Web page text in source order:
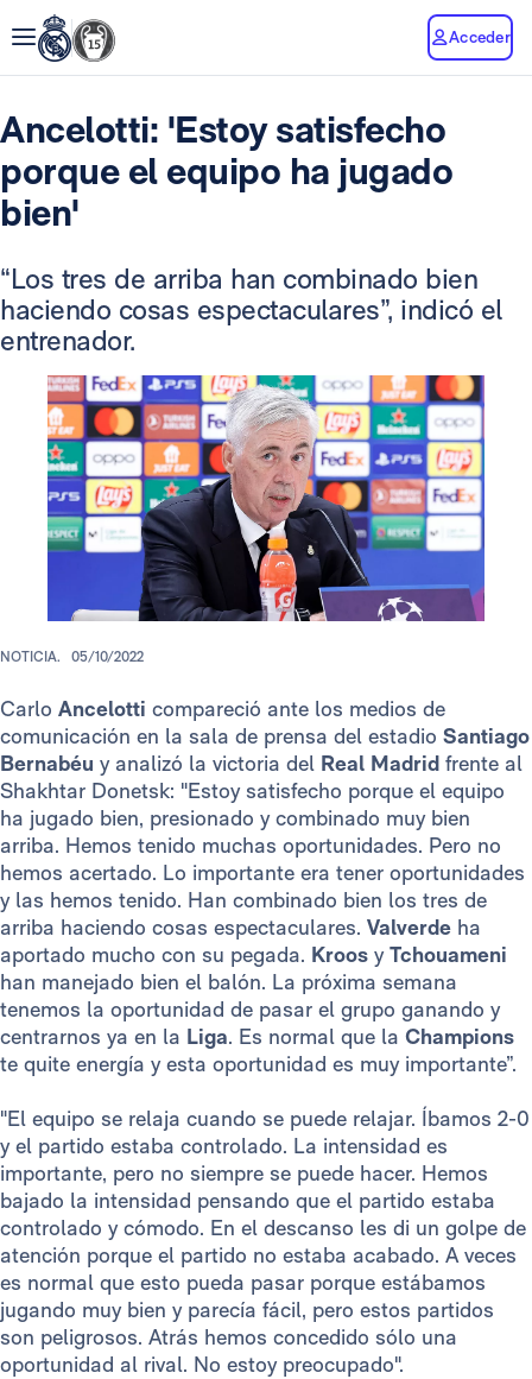
Acceder
Ancelotti: 'Estoy satisfecho
porque el equipo ha jugado
bien'
“Los tres de arriba han combinado bien
haciendo cosas espectaculares”, indicó el
entrenador.
NOTICIA. 05/10/2022
Carlo Ancelotti compareció ante los medios de
comunicación en la sala de prensa del estadio Santiago
Bernabéu y analizó la victoria del Real Madrid frente al
Shakhtar Donetsk: "Estoy satisfecho porque el equipo
ha jugado bien, presionado y combinado muy bien
arriba. Hemos tenido muchas oportunidades. Pero no
hemos acertado. Lo importante era tener oportunidades
y las hemos tenido. Han combinado bien los tres de
arriba haciendo cosas espectaculares. Valverde ha
aportado mucho con su pegada. Kroos yTchouameni
han manejado bien el balón. La próxima semana
tenemos la oportunidad de pasar el grupo ganando y
centrarnos ya en la Liga. Es normal que la Champions
te quite energía y esta oportunidad es muy importante”.
"El equipo se relaja cuando se puede relajar. Íbamos 2-0
y el partido estaba controlado. La intensidad es
importante, pero no siempre se puede hacer. Hemos
bajado la intensidad pensando que el partido estaba
controlado y cómodo. En el descanso les di un golpe de
atención porque el partido no estaba acabado. A veces
es normal que esto pueda pasar porque estábamos
jugando muy bien y parecía fácil, pero estos partidos
son peligrosos. Atrás hemos concedido sólo una
oportunidad al rival. No estoy preocupado".